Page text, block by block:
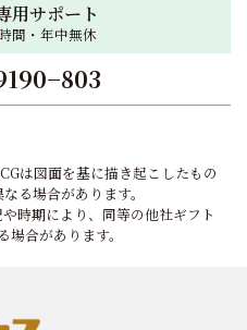
用サポート
間・年中無休
は図面を基に描き起こしたもの
る場合があります。
時期により、同等の他社ギフト
場合があります。